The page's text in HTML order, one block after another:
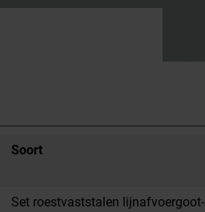
Soort
Set roestvaststalen lijnafvoergoot-